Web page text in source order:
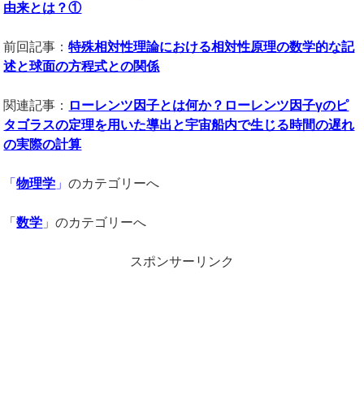
由来とは？①
前回記事：特殊相対性理論における相対性原理の数学的な記
述と球面の方程式との関係
関連記事： ローレンツ因子とは何か？ローレンツ因子γのピ
タゴラスの定理を用いた導出と宇宙船内で生じる時間の遅れ
の実際の計算
「物理学 」のカテゴリーへ
「数学 」のカテゴリーへ
スポンサーリンク